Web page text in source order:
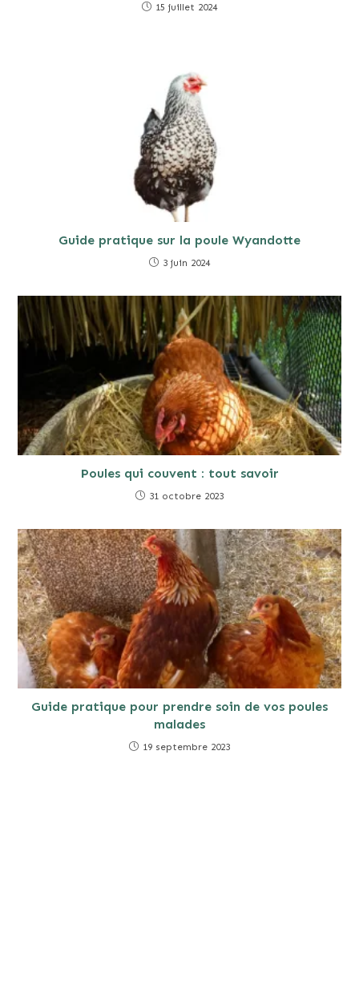
15 juillet 2024
Guide pratique sur la poule Wyandotte
3 juin 2024
Poules qui couvent : tout savoir
31 octobre 2023
Guide pratique pour prendre soin de vos poules
malades
19 septembre 2023